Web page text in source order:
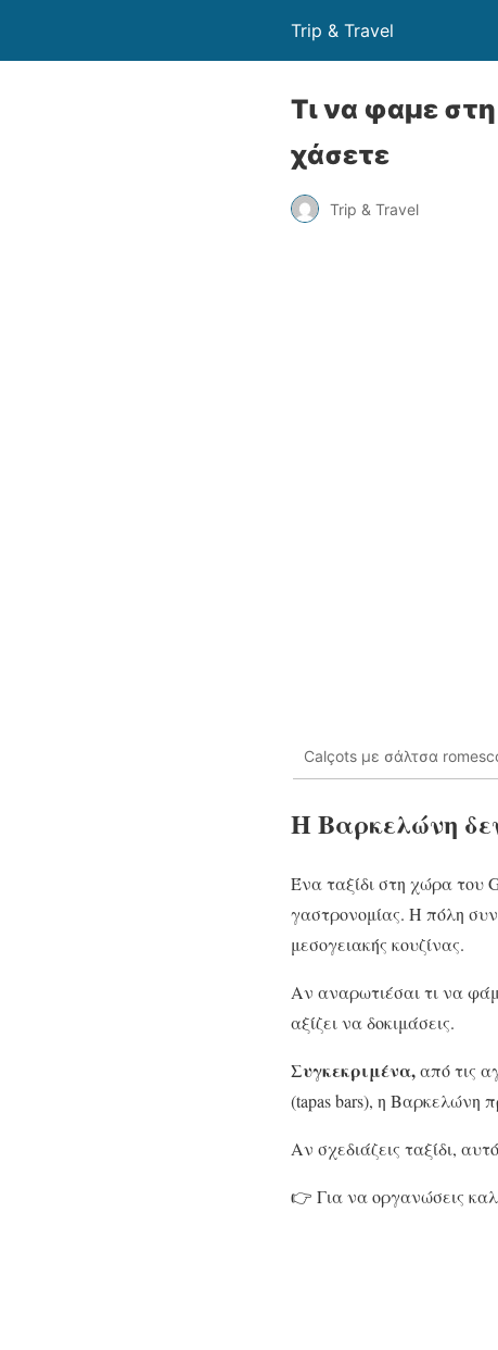
Trip & Travel
Τι να φαμε
χάσετε
Trip & Travel
Calçots με σάλτσα
Η Βαρκελώνη
Ένα ταξίδι στη χώρα του
γαστρονομίας. Η πόλη
μεσογειακής κουζίνας.
Αν αναρωτιέσαι τι να
αξίζει να δοκιμάσεις.
Συγκεκριμένα,από τις
(tapas bars), η Βαρκελώνη
Αν σχεδιάζεις ταξίδι,
👉 Για να οργανώσεις